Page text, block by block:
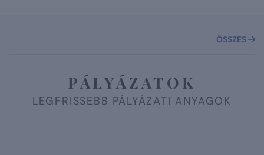
ÖSSZES
PÁLYÁZATOK
LEGFRISSEBB PÁLYÁZATI ANYAGOK